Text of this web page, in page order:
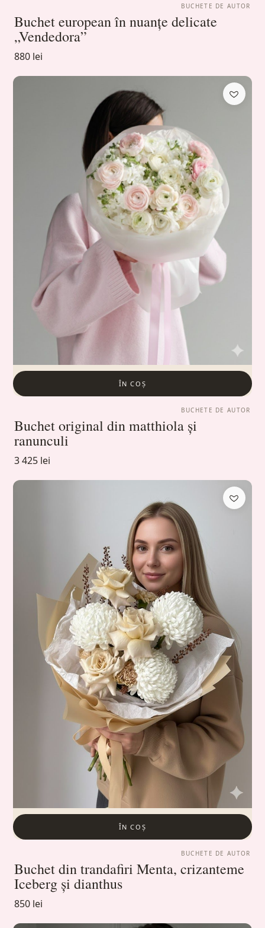
BUCHETE DE AUTOR
Buchet european în nuanțe delicate
„Vendedora”
880 lei
ÎN COȘ
BUCHETE DE AUTOR
Buchet original din matthiola și
ranunculi
3 425 lei
ÎN COȘ
BUCHETE DE AUTOR
Buchet din trandafiri Menta, crizanteme
Iceberg și dianthus
850 lei